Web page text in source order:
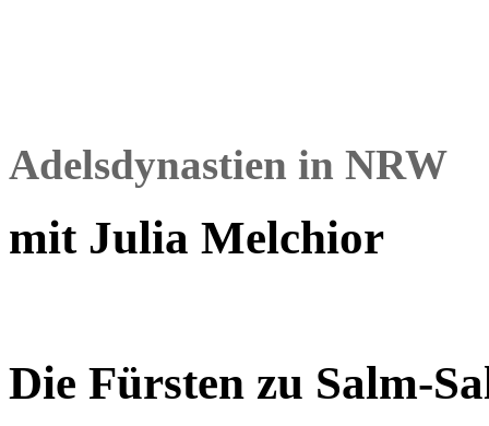
Adelsdynastien in NRW
mit Julia Melchior
Die Fürsten zu Salm-